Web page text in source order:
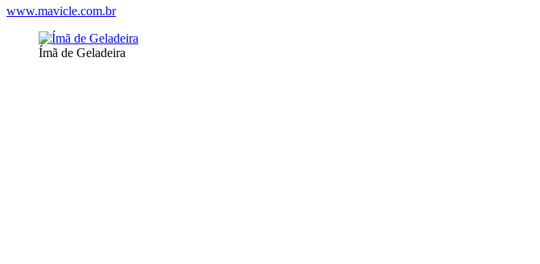
www.mavicle.com.br
Ímã de Geladeira